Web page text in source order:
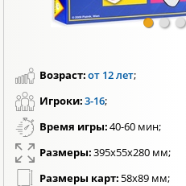
Возраст:от 12 лет;
Игроки:3-16;
Время игры:40-60 мин;
Размеры:395x55x280 мм;
Размеры карт: 58х89 мм;